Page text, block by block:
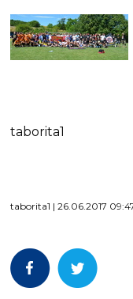
taborita1
taborita1 | 26.06.2017